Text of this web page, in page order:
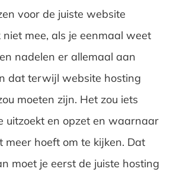
van website hosting
domein adres
tips voor bedrijven en
voor de juiste website
mee, als je eenmaal weet
nadelen er allemaal aan
dat terwijl website hosting
moeten zijn. Het zou iets
uitzoekt en opzet en waarnaar
meer hoeft om te kijken. Dat
moet je eerst de juiste hosting